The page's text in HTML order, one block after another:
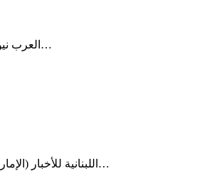
العرب نيوز ( الإمارات – الفجيرة) يعمل مجلس الطفل بالفجيرة التابع لجمعية الفجيرة الاجتماعية الثقافية…
اللبنانية للأخبار (الإمارات، الفجيرة) ـ أعلنت جمعية الفجيرة الاجتماعية الثقافية عن انطلاق فعاليات الدورة الرابعة من…